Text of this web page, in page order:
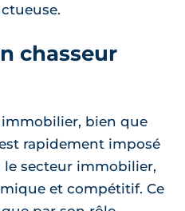
chasseur
bien que
rapidement imposé
secteur immobilier,
et compétitif. Ce